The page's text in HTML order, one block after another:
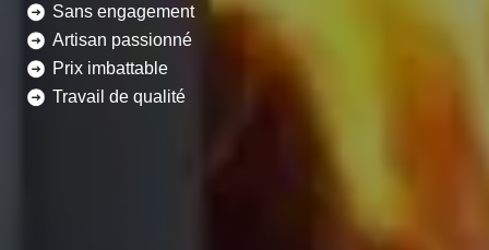
Sans engagement
Artisan passionné
Prix imbattable
Travail de qualité